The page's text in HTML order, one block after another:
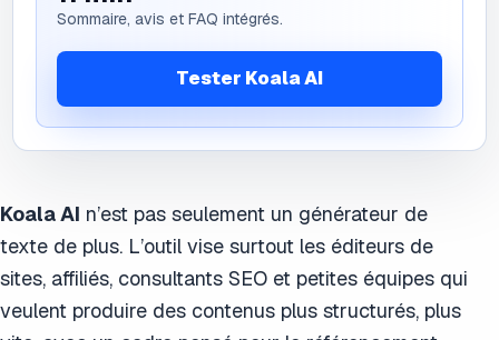
Sommaire, avis et FAQ intégrés.
Tester Koala AI
Koala AI n’est pas seulement un générateur de
texte de plus. L’outil vise surtout les éditeurs de
sites, affiliés, consultants SEO et petites équipes qui
veulent produire des contenus plus structurés, plus